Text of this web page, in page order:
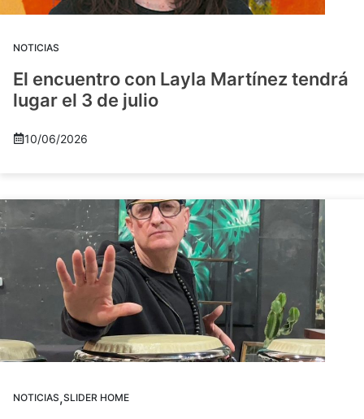
NOTICIAS
El encuentro con Layla Martínez tendrá
lugar el 3 de julio
10/06/2026
NOTICIAS,SLIDER HOME